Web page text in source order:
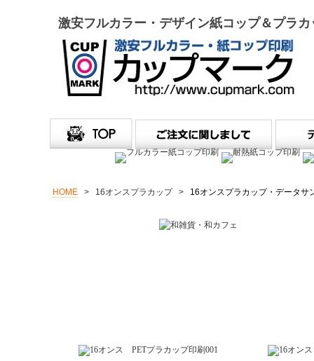
激安フルカラー・デザイン紙コップ＆プラ
HOME > 16オンスプラカップ > 16オンスプラカップ・データサ